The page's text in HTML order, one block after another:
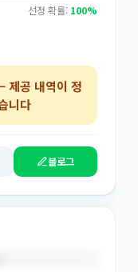
선정 확률: 100%
제공 내역이 정
니다
블로그